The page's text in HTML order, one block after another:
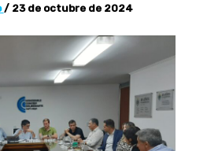
/ 23 de octubre de 2024